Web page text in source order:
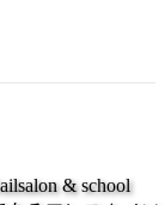
& school